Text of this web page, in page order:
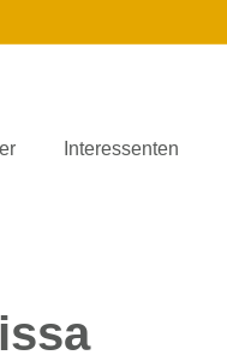
Interessenten